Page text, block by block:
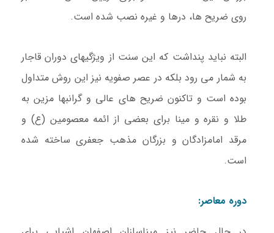
روی ضریح ها، درها و غیره نصب شده است.
البته نباید پنداشت که این سنت از ویژگیهای دوران قاجار
به شمار می رود بلکه در عصر صفویه نیز این روش متداول
بوده است و تاکنون ضریح های عالی و گرانبها مزین به
طلا و نقره و مینا برای بعضی از ائمه معصومین (ع) و
مرقد امامزادگان و بزرگان مذهب جعفری ساخته شده
است.
دوره معاصر: